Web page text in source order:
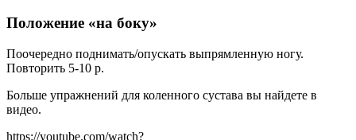
Положение «на боку»
Поочередно поднимать/опускать выпрямленную ногу.
Повторить 5-10 р.
Больше упражнений для коленного сустава вы найдете в
видео.
https://youtube.com/watch?